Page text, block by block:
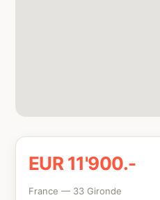
EUR 11'900.-
France — 33 Gironde